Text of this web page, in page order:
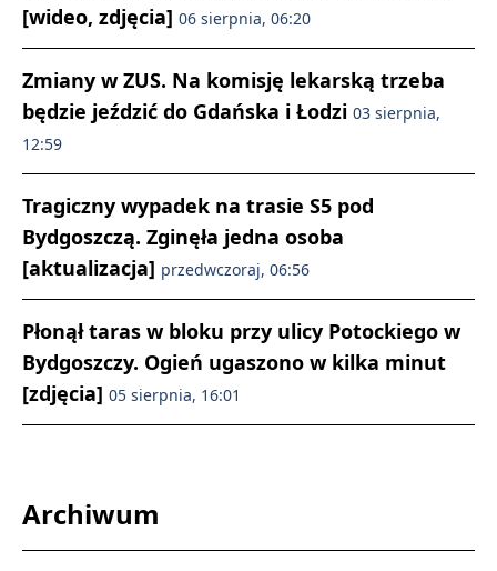
[wideo, zdjęcia] 06 sierpnia, 06:20
Zmiany w ZUS. Na komisję lekarską trzeba
będzie jeździć do Gdańska i Łodzi 03 sierpnia,
12:59
Tragiczny wypadek na trasie S5 pod
Bydgoszczą. Zginęła jedna osoba
[aktualizacja] przedwczoraj, 06:56
Płonął taras w bloku przy ulicy Potockiego w
Bydgoszczy. Ogień ugaszono w kilka minut
[zdjęcia] 05 sierpnia, 16:01
Archiwum